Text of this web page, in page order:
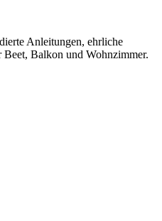
Anleitungen, ehrliche
Beet, Balkon und Wohnzimmer.